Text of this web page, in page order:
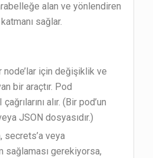
alan ve yönlendiren
sağlar.
node’lar için değişiklik ve
bir araçtır. Pod
alır. (Bir pod’un
JSON dosyasıdır.)
secrets’a veya
sağlaması gerekiyorsa,